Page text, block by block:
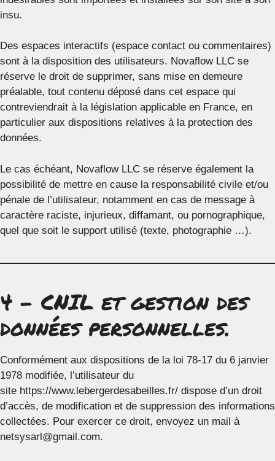
insu.
Des espaces interactifs (espace contact ou commentaires)
sont à la disposition des utilisateurs. Novaflow LLC se
réserve le droit de supprimer, sans mise en demeure
préalable, tout contenu déposé dans cet espace qui
contreviendrait à la législation applicable en France, en
particulier aux dispositions relatives à la protection des
données.
Le cas échéant, Novaflow LLC se réserve également la
possibilité de mettre en cause la responsabilité civile et/ou
pénale de l’utilisateur, notamment en cas de message à
caractère raciste, injurieux, diffamant, ou pornographique,
quel que soit le support utilisé (texte, photographie …).
4 – CNIL et gestion des
données personnelles.
Conformément aux dispositions de la loi 78-17 du 6 janvier
1978 modifiée, l’utilisateur du
site https://www.lebergerdesabeilles.fr/ dispose d’un droit
d’accès, de modification et de suppression des informations
collectées. Pour exercer ce droit, envoyez un mail à
netsysarl@gmail.com.